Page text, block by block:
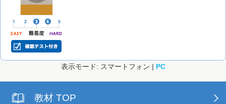
表示モード: スマートフォン | PC
教材 TOP